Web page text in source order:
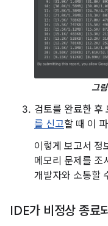
그
검토를 완료한 후
를 신고할 때 이
이렇게 보고서 정
메모리 문제를 조
개발자와 소통할
IDE가 비정상 종료